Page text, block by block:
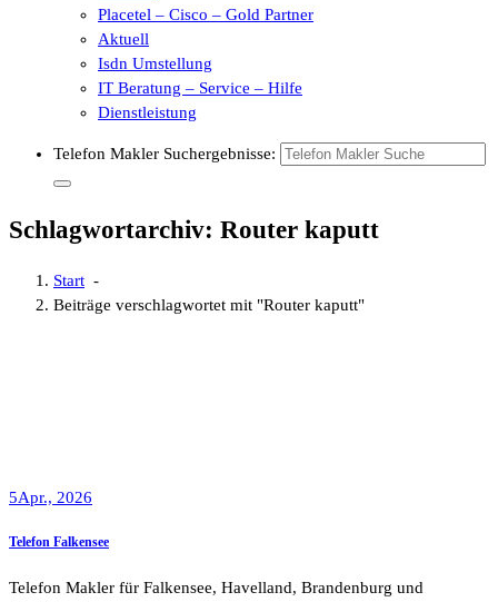
Placetel – Cisco – Gold Partner
Aktuell
Isdn Umstellung
IT Beratung – Service – Hilfe
Dienstleistung
Telefon Makler Suchergebnisse:
Schlagwortarchiv: Router kaputt
Start -
Beiträge verschlagwortet mit "Router kaputt"
5Apr., 2026
Telefon Falkensee
Telefon Makler für Falkensee, Havelland, Brandenburg und